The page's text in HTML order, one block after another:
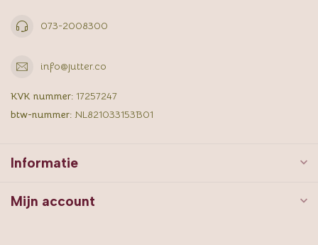
073-2008300
info@jutter.co
KVK nummer: 17257247
btw-nummer: NL821033153B01
Informatie
Mijn account